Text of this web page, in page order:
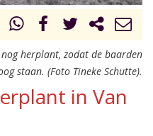
herplant, zodat de baarden
staan. (Foto Tineke Schutte).
in Van